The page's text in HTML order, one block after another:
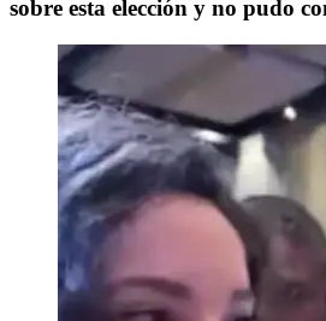
sobre esta elección y no pudo